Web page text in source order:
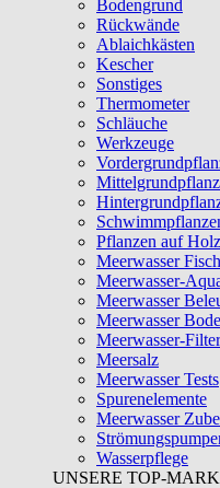
Bodengrund
Rückwände
Ablaichkästen
Kescher
Sonstiges
Thermometer
Schläuche
Werkzeuge
Pflanzen auf
Meerwasser
Meerwasser-
Meerwasser
Meerwasser
Meerwasser-
Meersalz
Meerwasser Tests
Spurenelemente
Meerwasser
Wasserpflege
UNSERE TOP-